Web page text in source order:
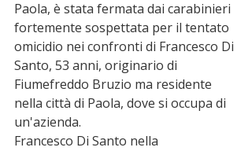
Paola, è stata fermata dai carabinieri
fortemente sospettata per il tentato
omicidio nei confronti di Francesco Di
Santo, 53 anni, originario di
Fiumefreddo Bruzio ma residente
nella città di Paola, dove si occupa di
un'azienda.
Francesco Di Santo nella